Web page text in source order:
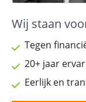
Wij staan
Tegen
20+ jaar
Eerlijk en